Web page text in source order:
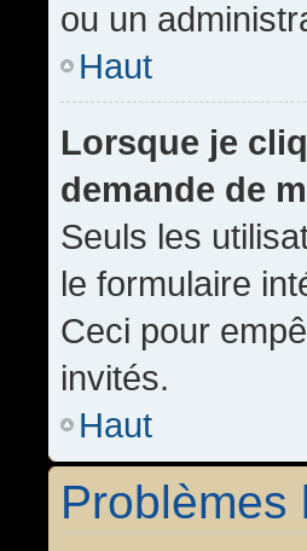
ou un
Haut
Lorsque je
demande de
Seuls les
le formulaire
Ceci pour
invités.
Haut
Problèmes